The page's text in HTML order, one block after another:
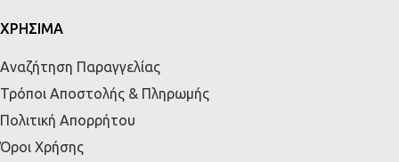
ΧΡΗΣΙΜΑ
Αναζήτηση Παραγγελίας
Τρόποι Αποστολής & Πληρωμής
Πολιτική Απορρήτου
Όροι Χρήσης